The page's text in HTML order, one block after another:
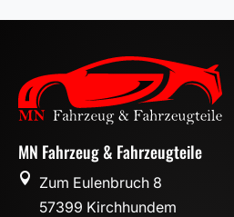
MN Fahrzeug & Fahrzeugteile

Zum Eulenbruch 8
57399 Kirchhundem